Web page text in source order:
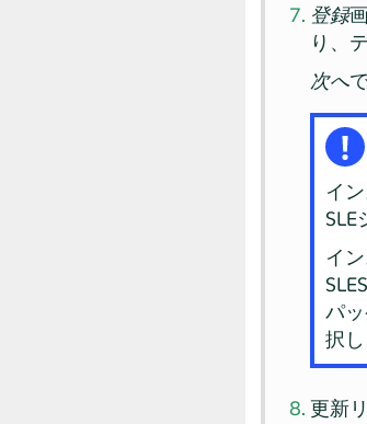
登録
り、
次へ
イ
イ
パ
択
更新